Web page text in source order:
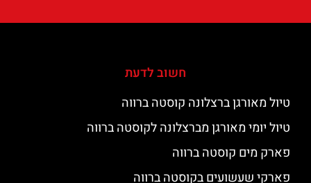
חשוב לדעת
טיול מאורגן ברצלונה קוסטה ברווה
טיול יומי מאורגן מברצלונה לקוסטה ברווה
פארק מים קוסטה ברווה
פארקי שעשועים בקוסטה ברווה